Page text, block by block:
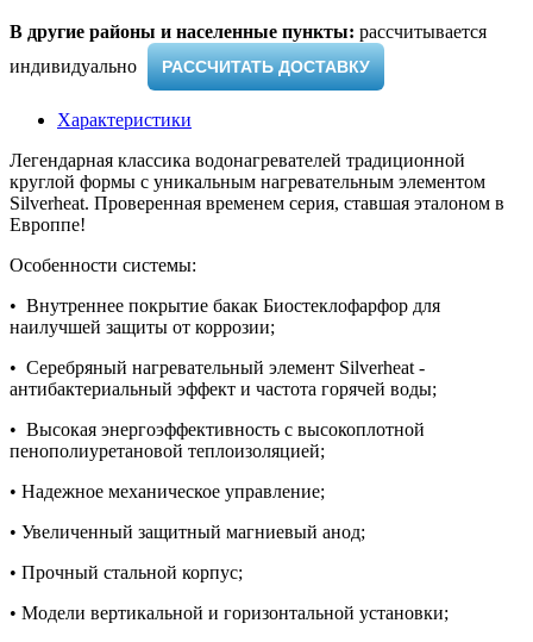
В другие районы и населенные пункты: рассчитывается
индивидуально ​
РАССЧИТАТЬ ДОСТАВКУ
Характеристики
Легендарная классика водонагревателей традиционной
круглой формы с уникальным нагревательным элементом
Silverheat. Проверенная временем серия, ставшая эталоном в
Европпе!
Особенности системы:
• Внутреннее покрытие бакак Биостеклофарфор для
наилучшей защиты от коррозии;
• Серебряный нагревательный элемент Silverheat -
антибактериальный эффект и частота горячей воды;
• Высокая энергоэффективность с высокоплотной
пенополиуретановой теплоизоляцией;
• Надежное механическое управление;
• Увеличенный защитный магниевый анод;
• Прочный стальной корпус;
• Модели вертикальной и горизонтальной установки;